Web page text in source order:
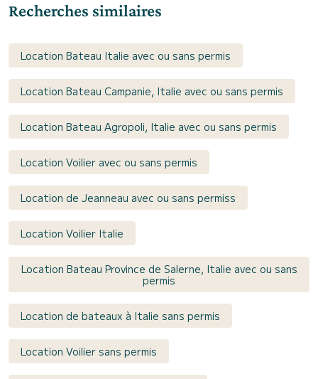
Recherches similaires
Location Bateau Italie avec ou sans permis
Location Bateau Campanie, Italie avec ou sans permis
Location Bateau Agropoli, Italie avec ou sans permis
Location Voilier avec ou sans permis
Location de Jeanneau avec ou sans permiss
Location Voilier Italie
Location Bateau Province de Salerne, Italie avec ou sans
permis
Location de bateaux à Italie sans permis
Location Voilier sans permis